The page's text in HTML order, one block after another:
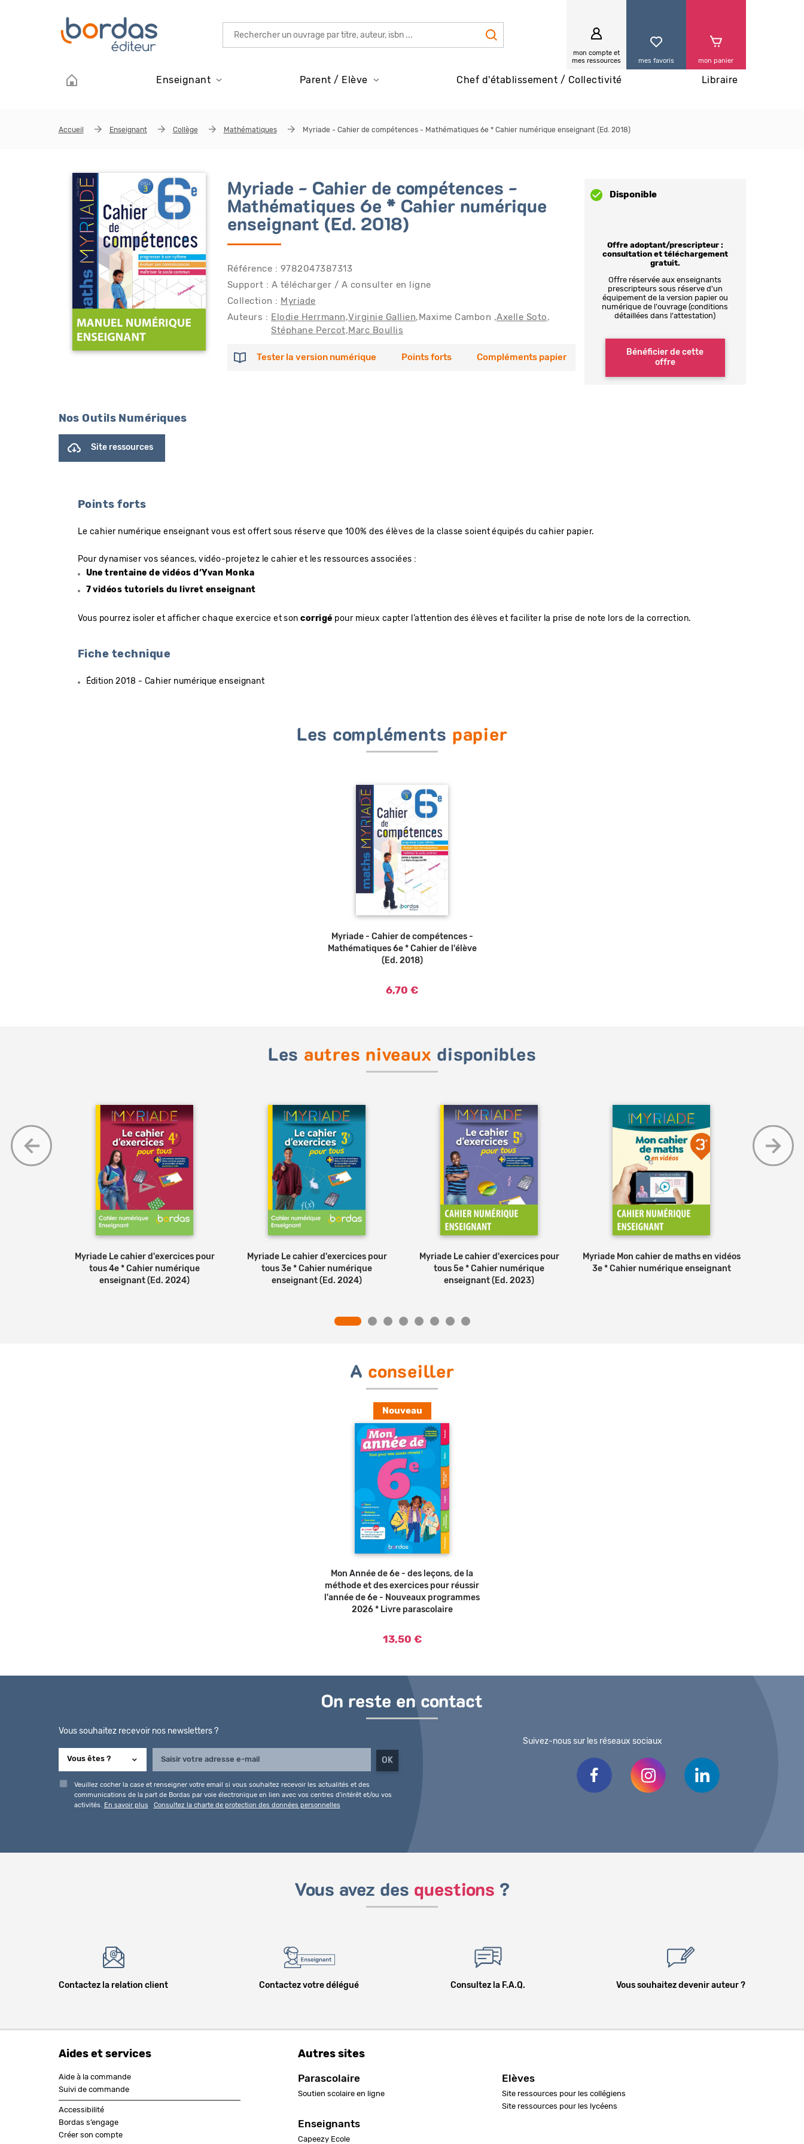
Aller au contenu principal
mon compte et
mes ressources
mes favoris mon panier
Enseignant Parent / Elève Chef d'établissement / Collectivité Libraire
Accueil Enseignant Collège Mathématiques Myriade - Cahier de compétences - Mathématiques 6e * Cahier numérique enseignant (Ed. 2018)
Myriade - Cahier de compétences -
Mathématiques 6e * Cahier numérique
enseignant (Ed. 2018)
Référence : 9782047387313
Support : A télécharger / A consulter en ligne
Collection : Myriade
Auteurs : Elodie Herrmann Virginie Gallien Maxime Cambon
Axelle Soto
Stéphane Percot Marc Boullis
Tester la version numérique Points forts Compléments papier
Disponible
Offre adoptant/prescripteur :
consultation et téléchargement
gratuit.
Offre réservée aux enseignants
prescripteurs sous réserve d'un
équipement de la version papier ou
numérique de l'ouvrage (conditions
détaillées dans l'attestation)
Bénéficier de cette
offre
Nos Outils Numériques
Site ressources
Points forts
Le cahier numérique enseignant vous est offert sous réserve que 100% des élèves de la classe soient équipés du cahier papier.
Pour dynamiser vos séances, vidéo-projetez le cahier et les ressources associées :
Une trentaine de vidéos d‘Yvan Monka
7 vidéos tutoriels du livret enseignant
Vous pourrez isoler et afficher chaque exercice et soncorrigé pour mieux capter l’attention des élèves et faciliter la prise de note lors de la correction.
Fiche technique
Édition 2018 - Cahier numérique enseignant
Les compléments papier
Ajouter au panier
Myriade - Cahier de compétences -
Mathématiques 6e * Cahier de l'élève
(Ed. 2018)
6,70 €
Les autres niveaux disponibles
Myriade Le cahier d'exercices pour
tous 4e * Cahier numérique
enseignant (Ed. 2024)
Myriade Le cahier d'exercices pour
tous 3e * Cahier numérique
enseignant (Ed. 2024)
Myriade Le cahier d'exercices pour
tous 5e * Cahier numérique
enseignant (Ed. 2023)
Myriade Mon cahier de maths en vidéos
3e * Cahier numérique enseignant
A conseiller
Nouveau
Ajouter au panier
Mon Année de 6e - des leçons, de la
méthode et des exercices pour réussir
l'année de 6e - Nouveaux programmes
2026 * Livre parascolaire
13,50 €
On reste en contact
Vous souhaitez recevoir nos newsletters ?
Veuillez cocher la case et renseigner votre email si vous souhaitez recevoir les actualités et des
communications de la part de Bordas par voie électronique en lien avec vos centres d'intérêt et/ou vos
activités. En savoir plus Consultez la charte de protection des données personnelles
Suivez-nous sur les réseaux sociaux
Vous avez des questions ?
Contactez la relation client Contactez votre délégué Consultez la F.A.Q. Vous souhaitez devenir auteur ?
Aides et services
Aide à la commande
Suivi de commande
Accessibilité
Bordas s’engage
Créer son compte
Autres sites
Parascolaire
Soutien scolaire en ligne
Enseignants
Capeezy Ecole
Elèves
Site ressources pour les collégiens
Site ressources pour les lycéens